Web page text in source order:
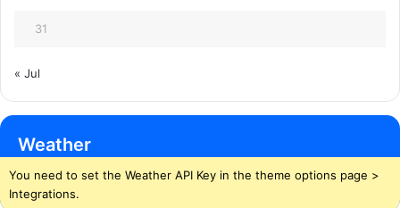
31
« Jul
Weather
You need to set the Weather API Key in the theme options page >
Integrations.